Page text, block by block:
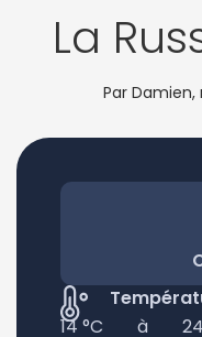
La
Par Damien,
14 °C
à